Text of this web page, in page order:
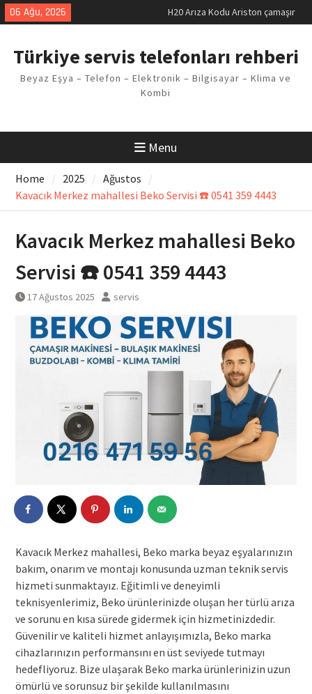
Skip
to
06 Ağu, 2026
LG kombi E2 Arızası Çözümü
Arçelik buzdolabı F5 Hatası
Vaillant çamaşır makinesi E03
Arıza Kodu
Ferroli klima E3 Arızası Çözümü
Türkiye servis telefonları rehberi
Beyaz Eşya – Telefon – Elektronik – Bilgisayar – Klima ve
Kombi
Menu
Home 2025
Ağustos
Kavacık Merkez mahallesi Beko Servisi ☎️ 0541 359 4443
Kavacık Merkez mahallesi Beko
Servisi ☎️ 0541 359 4443
17 Ağustos 2025 servis
Kavacık Merkez mahallesi, Beko marka beyaz eşyalarınızın
bakım, onarım ve montajı konusunda uzman teknik servis
hizmeti sunmaktayız. Eğitimli ve deneyimli
teknisyenlerimiz, Beko ürünlerinizde oluşan her türlü arıza
ve sorunu en kısa sürede gidermek için hizmetinizdedir.
Güvenilir ve kaliteli hizmet anlayışımızla, Beko marka
cihazlarınızın performansını en üst seviyede tutmayı
hedefliyoruz. Bize ulaşarak Beko marka ürünlerinizin uzun
ömürlü ve sorunsuz bir şekilde kullanılmasını